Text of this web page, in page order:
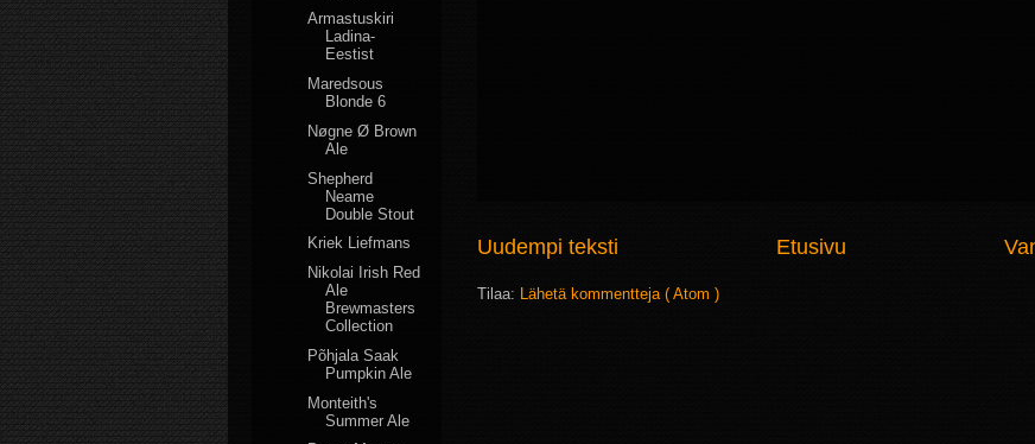
Uudempi teksti Etusivu
Tilaa: Lähetä kommentteja ( Atom )
Armastuskiri
Ladina-
Eestist
Maredsous
Blonde 6
Nøgne Ø Brown
Ale
Shepherd
Neame
Double Stout
Kriek Liefmans
Nikolai Irish Red
Ale
Brewmasters
Collection
Põhjala Saak
Pumpkin Ale
Monteith's
Summer Ale